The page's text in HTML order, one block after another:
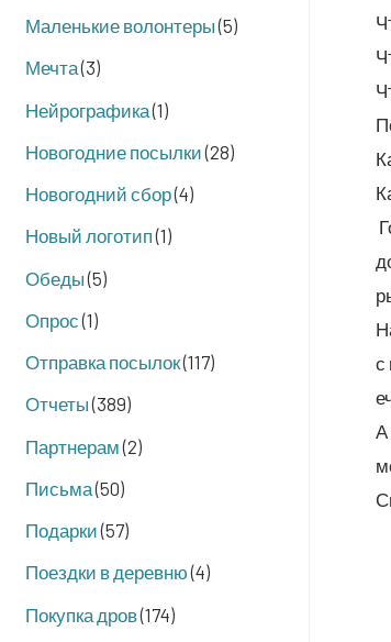
Маленькие волонтеры(5)
Мечта(3)
Нейрографика(1)
Новогодние посылки(28)
Новогодний сбор(4)
Новый логотип(1)
Обеды(5)
Опрос(1)
Отправка посылок(117)
Отчеты(389)
Партнерам(2)
Письма(50)
Подарки(57)
Поездки в деревню(4)
Покупка дров(174)
с
А